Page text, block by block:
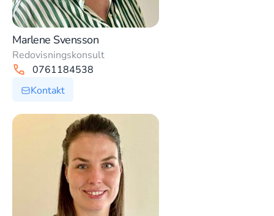
Marlene Svensson
Redovisningskonsult
0761184538
Kontakt